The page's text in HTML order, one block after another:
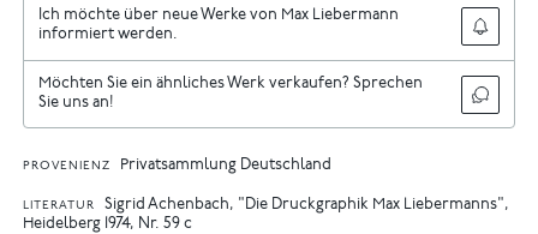
Ich möchte über neue Werke von Max Liebermann
informiert werden.
Möchten Sie ein ähnliches Werk verkaufen? Sprechen
Sie uns an!
PROVENIENZ Privatsammlung Deutschland
LITERATUR
Sigrid Achenbach, "Die Druckgraphik Max Liebermanns",
Heidelberg 1974, Nr. 59 c